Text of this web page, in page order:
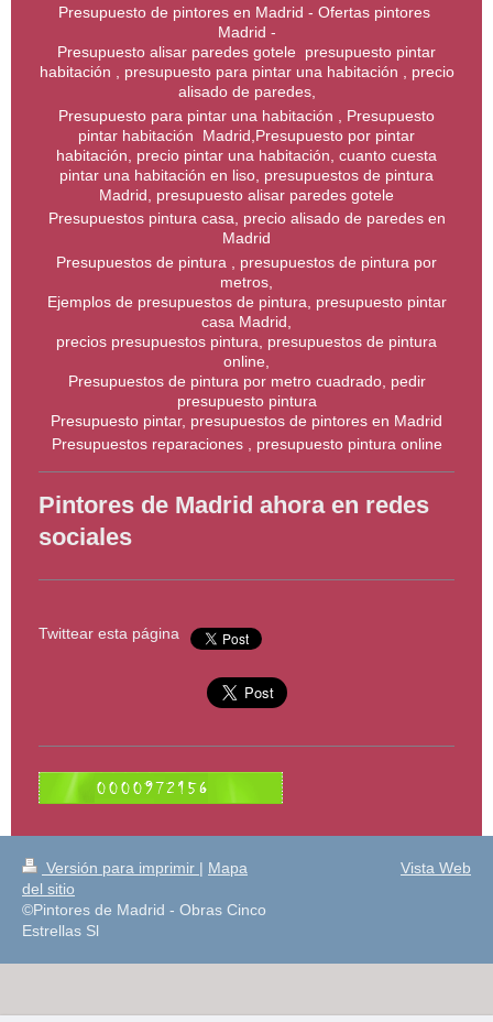
Presupuesto de pintores en Madrid - Ofertas pintores
Madrid -
Presupuesto alisar paredes gotele presupuesto pintar
habitación , presupuesto para pintar una habitación , precio
alisado de paredes,
Presupuesto para pintar una habitación , Presupuesto
pintar habitación Madrid,Presupuesto por pintar
habitación, precio pintar una habitación, cuanto cuesta
pintar una habitación en liso, presupuestos de pintura
Madrid, presupuesto alisar paredes gotele
Presupuestos pintura casa, precio alisado de paredes en
Madrid
Presupuestos de pintura , presupuestos de pintura por
metros,
Ejemplos de presupuestos de pintura, presupuesto pintar
casa Madrid,
precios presupuestos pintura, presupuestos de pintura
online,
Presupuestos de pintura por metro cuadrado, pedir
presupuesto pintura
Presupuesto pintar, presupuestos de pintores en Madrid
Presupuestos reparaciones , presupuesto pintura online
Pintores de Madrid ahora en redes
sociales
Twittear esta página
Versión para imprimir | Mapa
del sitio
©Pintores de Madrid - Obras Cinco
Estrellas Sl
Vista Web